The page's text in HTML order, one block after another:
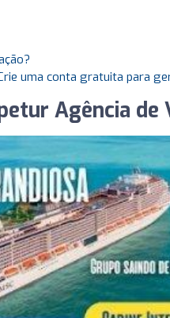
uma conta gratuita para
Agência de